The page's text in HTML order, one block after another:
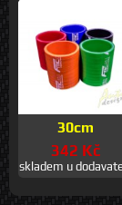
30cm
342 Kč
skladem u